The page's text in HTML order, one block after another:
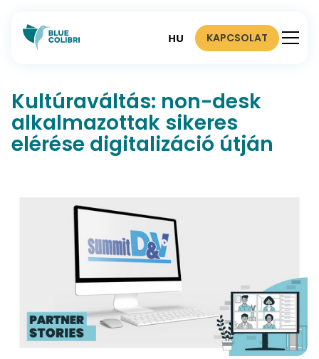
HU KAPCSOLAT
Kultúraváltás: non-desk
alkalmazottak sikeres
elérése digitalizáció útján